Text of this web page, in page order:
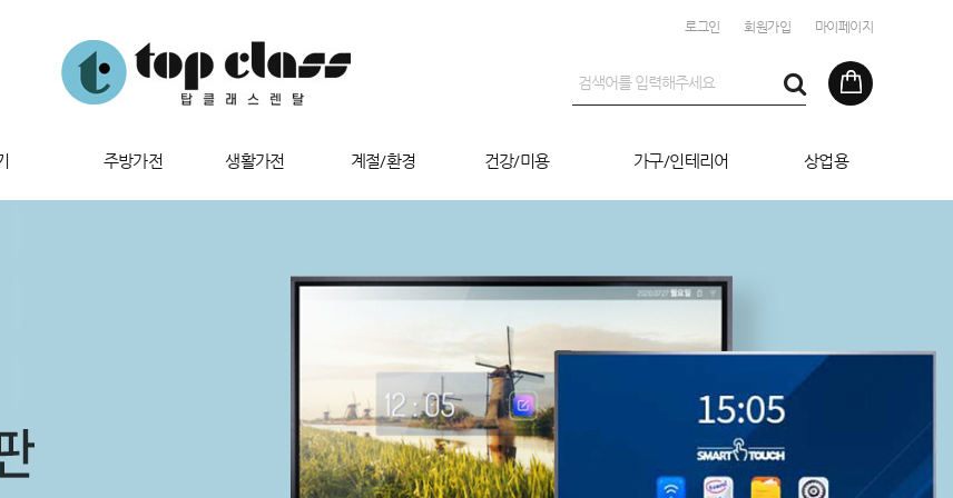
로그인 회원가입 마이페이지
주방가전 생활가전 계절/환경 건강/미용 가구/인테리어 상업용